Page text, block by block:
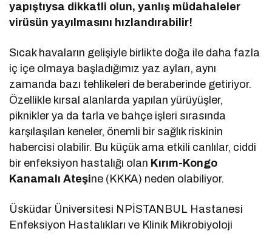
yapıştıysa dikkatli olun, yanlış müdahaleler
virüsün yayılmasını hızlandırabilir!
Sıcak havaların gelişiyle birlikte doğa ile daha fazla
iç içe olmaya başladığımız yaz ayları, aynı
zamanda bazı tehlikeleri de beraberinde getiriyor.
Özellikle kırsal alanlarda yapılan yürüyüşler,
piknikler ya da tarla ve bahçe işleri sırasında
karşılaşılan keneler, önemli bir sağlık riskinin
habercisi olabilir. Bu küçük ama etkili canlılar, ciddi
bir enfeksiyon hastalığı olan Kırım-Kongo
Kanamalı Ateşine (KKKA) neden olabiliyor.
Üsküdar Üniversitesi NPİSTANBUL Hastanesi
Enfeksiyon Hastalıkları ve Klinik Mikrobiyoloji